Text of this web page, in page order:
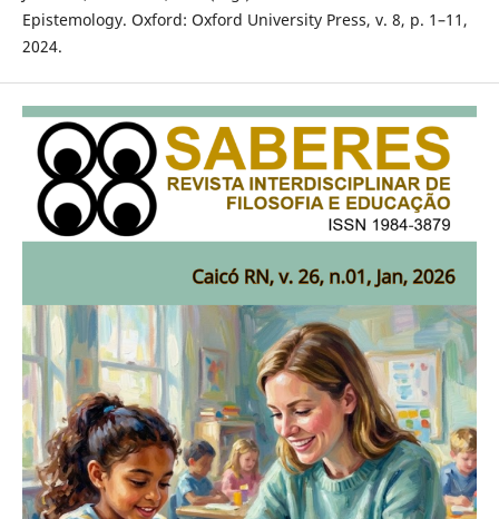
Epistemology. Oxford: Oxford University Press, v. 8, p. 1–11,
2024.